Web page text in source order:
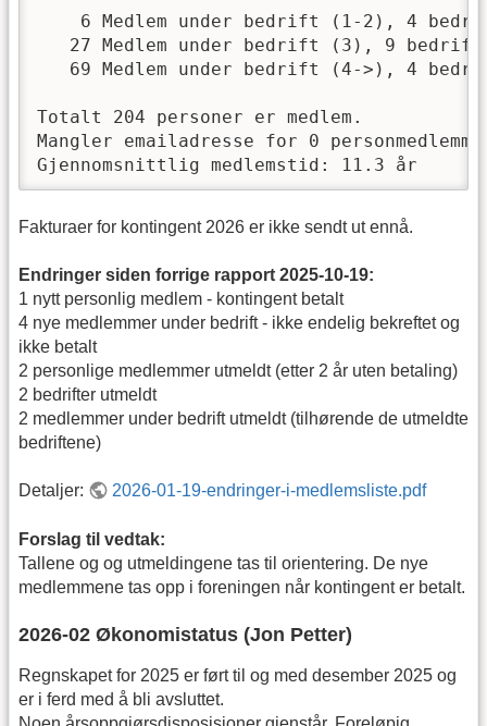
6 Medlem under bedrift (1-2), 4
27 Medlem under bedrift (3), 9
69 Medlem under bedrift (4->), 4
Totalt 204 personer er medlem.
Mangler emailadresse for 0
Gjennomsnittlig medlemstid: 11.3 år
Fakturaer for kontingent 2026 er ikke sendt ut ennå.
Endringer siden forrige rapport 2025-10-19:
1 nytt personlig medlem - kontingent betalt
4 nye medlemmer under bedrift - ikke endelig bekreftet og
ikke betalt
2 personlige medlemmer utmeldt (etter 2 år uten betaling)
2 bedrifter utmeldt
2 medlemmer under bedrift utmeldt (tilhørende de utmeldte
bedriftene)
Detaljer: 2026-01-19-endringer-i-medlemsliste.pdf
Forslag til vedtak:
Tallene og og utmeldingene tas til orientering. De nye
medlemmene tas opp i foreningen når kontingent er betalt.
2026-02 Økonomistatus (Jon Petter)
Regnskapet for 2025 er ført til og med desember 2025 og
er i ferd med å bli avsluttet.